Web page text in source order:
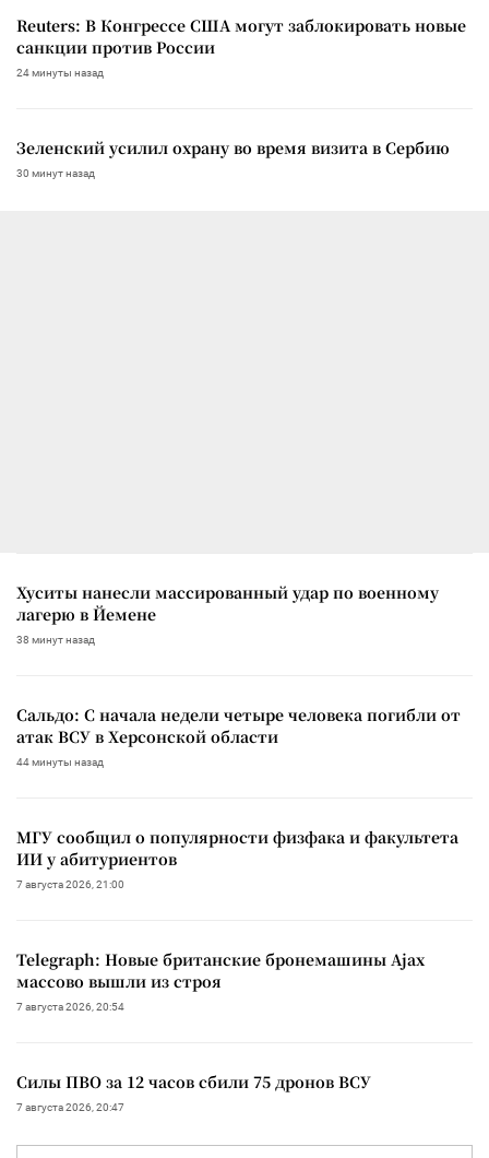
Reuters: В Конгрессе США могут заблокировать новые
санкции против России
24 минуты назад
Зеленский усилил охрану во время визита в Сербию
30 минут назад
Хуситы нанесли массированный удар по военному
лагерю в Йемене
38 минут назад
Сальдо: С начала недели четыре человека погибли от
атак ВСУ в Херсонской области
44 минуты назад
МГУ сообщил о популярности физфака и факультета
ИИ у абитуриентов
7 августа 2026, 21:00
Telegraph: Новые британские бронемашины Ajax
массово вышли из строя
7 августа 2026, 20:54
Силы ПВО за 12 часов сбили 75 дронов ВСУ
7 августа 2026, 20:47